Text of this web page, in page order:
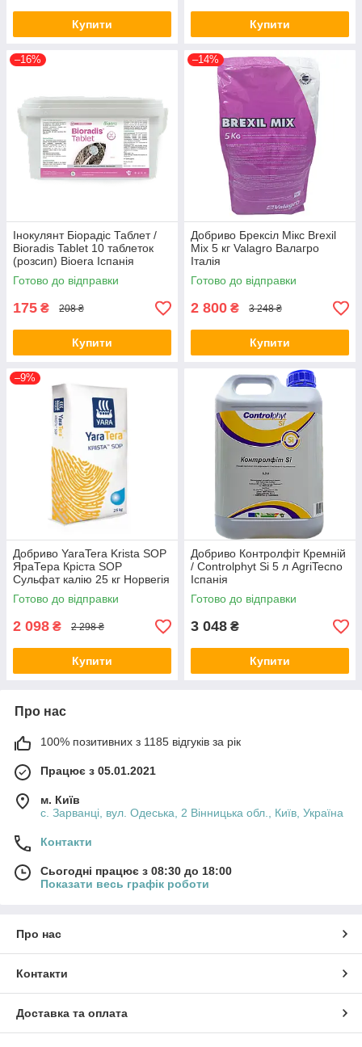
Купити Купити
–16%
Інокулянт Біорадіс Таблет /
Bioradis Tablet 10 таблеток
(розсип) Bioera Іспанія
Готово до відправки
175 ₴ 208 ₴
Купити
–14%
Добриво Брексіл Мікс Brexil
Mix 5 кг Valagro Валагро
Італія
Готово до відправки
2 800 ₴ 3 248 ₴
Купити
–9%
Добриво YaraTera Krista SOP
ЯраТера Кріста SOP
Сульфат калію 25 кг Норвегія
Готово до відправки
2 098 ₴ 2 298 ₴
Купити
Добриво Контролфіт Кремній
/ Controlphyt Si 5 л AgriTecno
Іспанія
Готово до відправки
3 048 ₴
Купити
Про нас
100% позитивних з 1185 відгуків за рік
Працює з 05.01.2021
м. Київ
с. Зарванці, вул. Одеська, 2 Вінницька обл., Київ, Україна
Контакти
Сьогодні працює з 08:30 до 18:00
Показати весь графік роботи
Про нас
Контакти
Доставка та оплата